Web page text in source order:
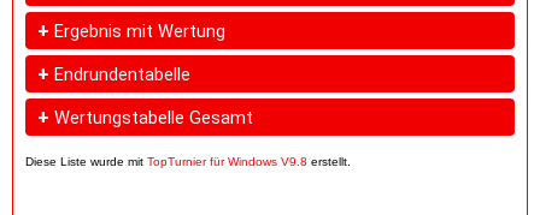
+ Ergebnis mit Wertung
+ Endrundentabelle
+ Wertungstabelle Gesamt
Diese Liste wurde mit TopTurnier für Windows V9.8 erstellt.